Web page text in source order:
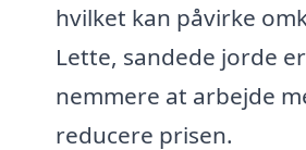
hvilket kan påvirke
Lette, sandede jorde
nemmere at arbejde
reducere prisen.